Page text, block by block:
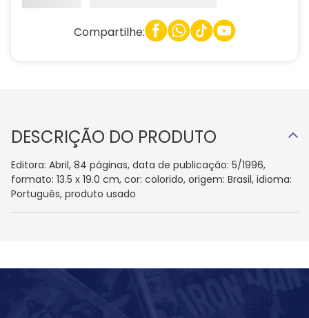
Compartilhe:
DESCRIÇÃO DO PRODUTO
Editora: Abril, 84 páginas, data de publicação: 5/1996,
formato: 13.5 x 19.0 cm, cor: colorido, origem: Brasil, idioma:
Português, produto usado